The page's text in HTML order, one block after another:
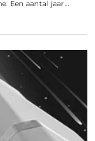
Een aantal jaar...